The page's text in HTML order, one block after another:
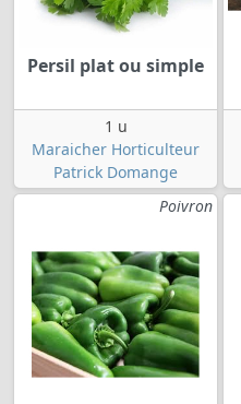
Persil plat ou simple
1 u
Maraicher Horticulteur
Patrick Domange
Poivron